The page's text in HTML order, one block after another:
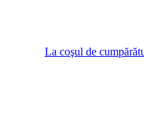
La coşul de